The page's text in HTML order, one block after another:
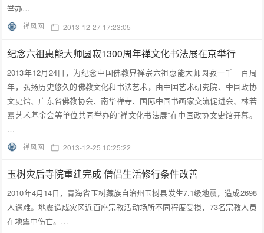
举办…
禅风网 2013-12-27 17:23:05
纪念六祖惠能大师圆寂1300周年禅文化书法展在京举行
2013年12月24日，为纪念中国佛教界禅宗六祖惠能大师圆寂一千三百周
年，弘扬历史悠久的佛教文化和书法艺术，由中国艺术研究院、中国政协
文史馆、广东省佛教协会、南华禅寺、国际中国书画家交流促进会、林若
熹艺术基金会等单位共同举办的“禅文化书法展”在中国政协文史馆开幕。
…
禅风网 2013-12-25 10:25:22
玉树灾后寺院重建完成 僧侣生活修行条件改善
2010年4月14日，青海省玉树藏族自治州玉树县发生7.1级地震，造成2698
人遇难。地震造成灾区近百座宗教活动场所不同程度受损，73名宗教人员
在地震中伤亡。…